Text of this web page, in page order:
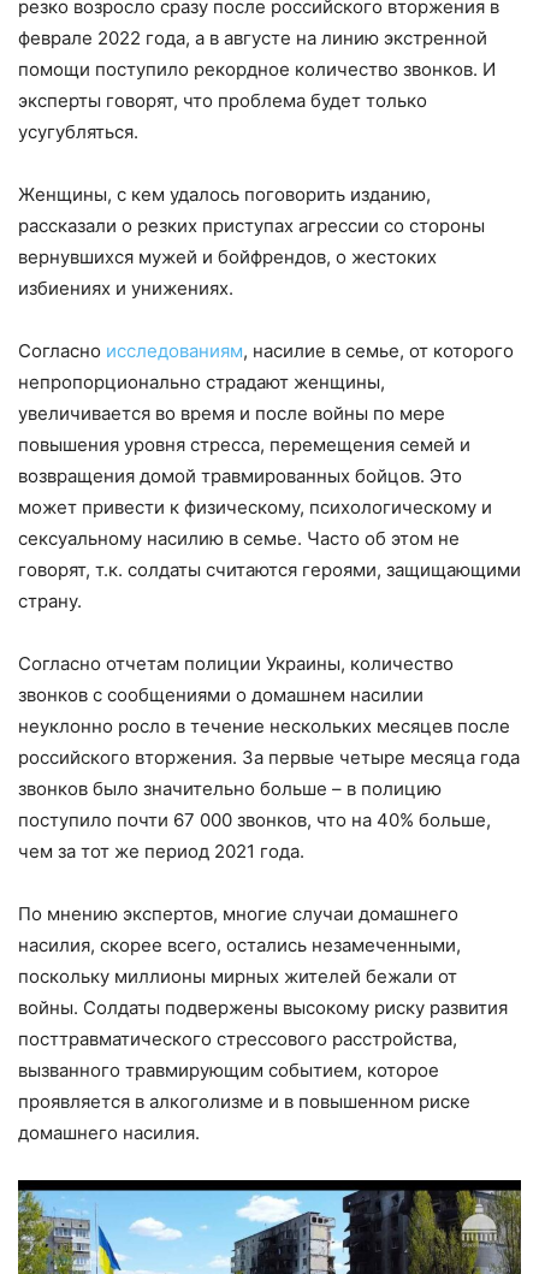
резко возросло сразу после российского вторжения в
феврале 2022 года, а в августе на линию экстренной
помощи поступило рекордное количество звонков. И
эксперты говорят, что проблема будет только
усугубляться.
Женщины, с кем удалось поговорить изданию,
рассказали о резких приступах агрессии со стороны
вернувшихся мужей и бойфрендов, о жестоких
избиениях и унижениях.
Согласно исследованиям, насилие в семье, от которого
непропорционально страдают женщины,
увеличивается во время и после войны по мере
повышения уровня стресса, перемещения семей и
возвращения домой травмированных бойцов. Это
может привести к физическому, психологическому и
сексуальному насилию в семье. Часто об этом не
говорят, т.к. солдаты считаются героями, защищающими
страну.
Согласно отчетам полиции Украины, количество
звонков с сообщениями о домашнем насилии
неуклонно росло в течение нескольких месяцев после
российского вторжения. За первые четыре месяца года
звонков было значительно больше – в полицию
поступило почти 67 000 звонков, что на 40% больше,
чем за тот же период 2021 года.
По мнению экспертов, многие случаи домашнего
насилия, скорeе всего, остались незамеченными,
поскольку миллионы мирных жителей бежали от
войны. Солдаты подвержены высокому риску развития
посттравматического стрессового расстройства,
вызванного травмирующим событием, которое
проявляется в алкоголизме и в повышенном риске
домашнего насилия.